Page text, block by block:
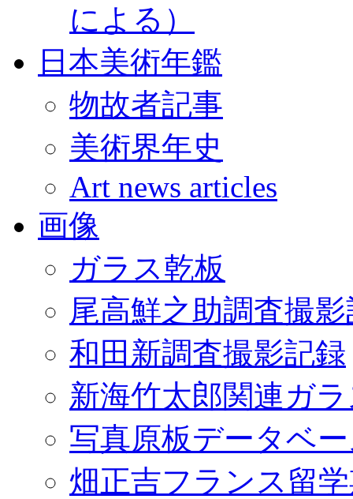
による）
日本美術年鑑
物故者記事
美術界年史
Art news articles
画像
ガラス乾板
尾高鮮之助調査撮
和田新調査撮影記録
新海竹太郎関連ガ
写真原板データベ
畑正吉フランス留